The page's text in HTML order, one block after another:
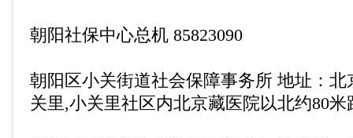
朝阳社保中心总机 85823090
朝阳区小关街道社会保障事务所 地址：
关里,小关里社区内北京藏医院以北约80米